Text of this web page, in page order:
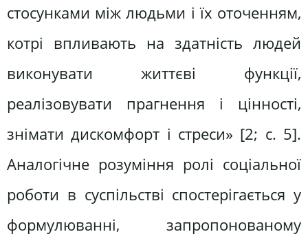
стосунками між людьми і їх оточенням,
котрі впливають на здатність людей
виконувати життєві функції,
реалізовувати прагнення і цінності,
знімати дискомфорт і стреси» [2; с. 5].
Аналогічне розуміння ролі соціальної
роботи в суспільстві спостерігається у
формулюванні, запропонованому